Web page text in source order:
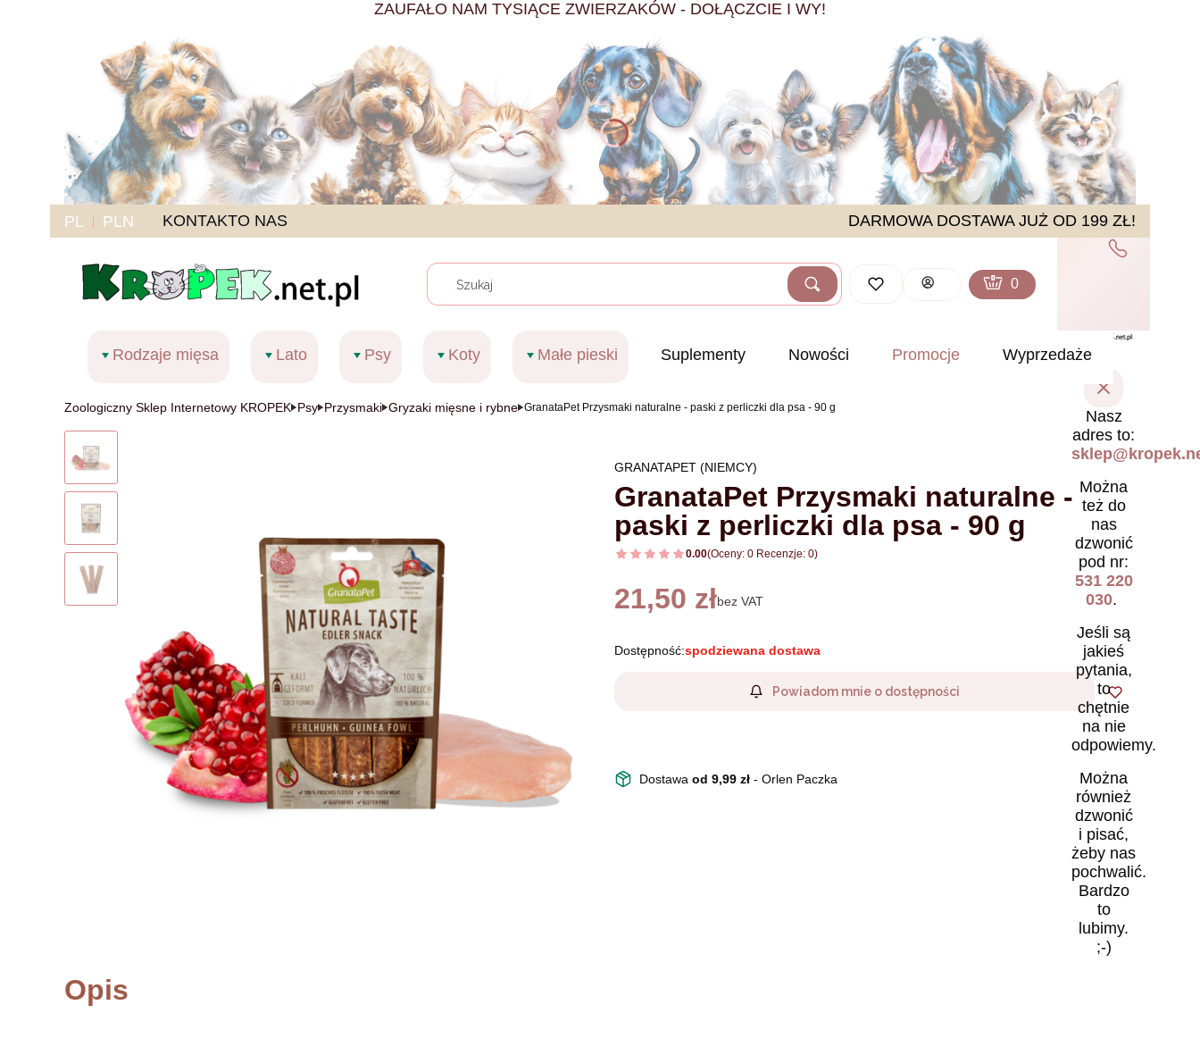
ZAUFAŁO NAM TYSIĄCE ZWIERZAKÓW - DOŁĄCZCIE I WY!
PL PLN KONTAKTO NAS DARMOWA DOSTAWA JUŻ OD 199 ZŁ!
WyczyśćSzukaj Zaloguj się
Produkty w koszyku: 0. Zobacz
Koszyk
Nasz
adres to:
Można
też do
nas
dzwonić
pod nr:
531 220
030.
Jeśli są
jakieś
pytania,
to
chętnie
na nie
odpowiemy.
Można
również
dzwonić
i pisać,
żeby nas
pochwalić.
Bardzo
to
lubimy.
;-)
Rodzaje mięsa Lato Psy Koty Małe pieski Suplementy Nowości Promocje Wyprzedaże
Zoologiczny Sklep Internetowy KROPEK Psy Przysmaki Gryzaki mięsne i rybne GranataPet Przysmaki naturalne - paski z perliczki dla psa - 90 g
GRANATAPET (NIEMCY)
GranataPet Przysmaki naturalne -
paski z perliczki dla psa - 90 g
0.00(Oceny: 0 Recenzje: 0)
Cena
21,50 złbez VAT
Dostępność:spodziewana dostawa
Powiadom mnie o dostępności
Dostawa od 9,99 zł - Orlen Paczka
Opis